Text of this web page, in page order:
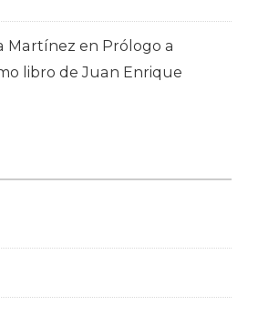
Martínez en Prólogo a
libro de Juan Enrique